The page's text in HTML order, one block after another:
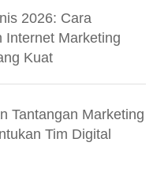
2026: Cara
Internet Marketing
Kuat
Tantangan Marketing
Tim Digital